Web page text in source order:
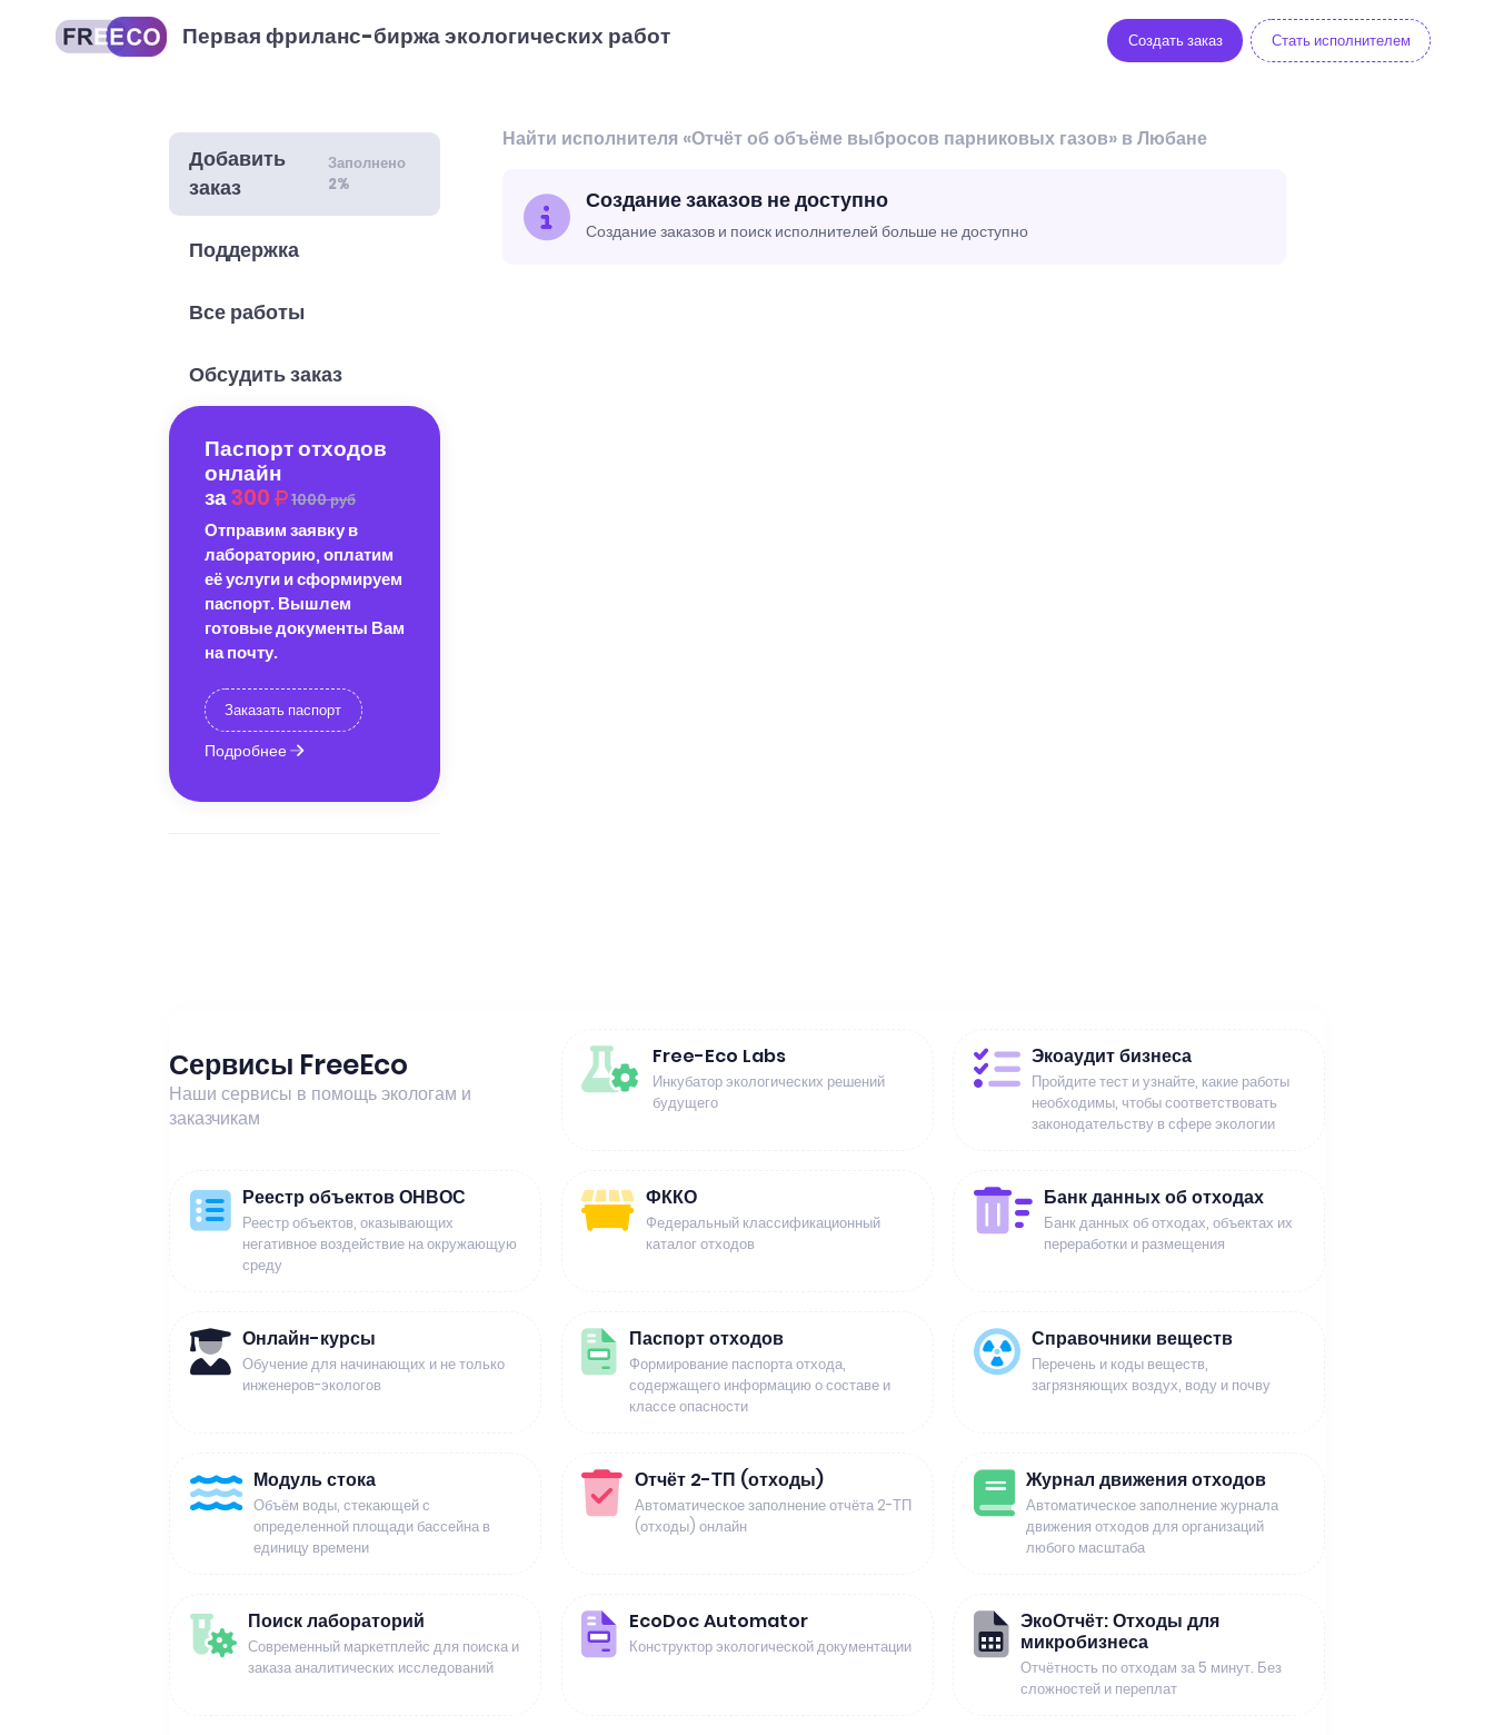
Первая фриланс-биржа экологических работ Создать заказ Стать исполнителем
Добавить
заказ
Заполнено
2%
Поддержка
Все работы
Обсудить заказ
Паспорт отходов
онлайн
за300 1000 руб
Отправим заявку в
лабораторию, оплатим
её услуги и сформируем
паспорт. Вышлем
готовые документы Вам
на почту.
Заказать паспорт
Подробнее
Найти исполнителя «Отчёт об объёме выбросов парниковых газов» в Любане
Создание заказов не доступно
Создание заказов и поиск исполнителей больше не доступно
Сервисы FreeEco
Наши сервисы в помощь экологам и
заказчикам
Free-Eco Labs
Инкубатор экологических решений
будущего
Экоаудит бизнеса
Пройдите тест и узнайте, какие работы
необходимы, чтобы соответствовать
законодательству в сфере экологии
Реестр объектов ОНВОС
Реестр объектов, оказывающих
негативное воздействие на окружающую
среду
ФККО
Федеральный классификационный
каталог отходов
Банк данных об отходах
Банк данных об отходах, объектах их
переработки и размещения
Онлайн-курсы
Обучение для начинающих и не только
инженеров-экологов
Паспорт отходов
Формирование паспорта отхода,
содержащего информацию о составе и
классе опасности
Справочники веществ
Перечень и коды веществ,
загрязняющих воздух, воду и почву
Модуль стока
Объём воды, стекающей с
определенной площади бассейна в
единицу времени
Отчёт 2-ТП (отходы)
Автоматическое заполнение отчёта 2-ТП
(отходы) онлайн
Журнал движения отходов
Автоматическое заполнение журнала
движения отходов для организаций
любого масштаба
Поиск лабораторий
Современный маркетплейс для поиска и
заказа аналитических исследований
EcoDoc Automator
Конструктор экологической документации
ЭкоОтчёт: Отходы для
микробизнеса
Отчётность по отходам за 5 минут. Без
сложностей и переплат